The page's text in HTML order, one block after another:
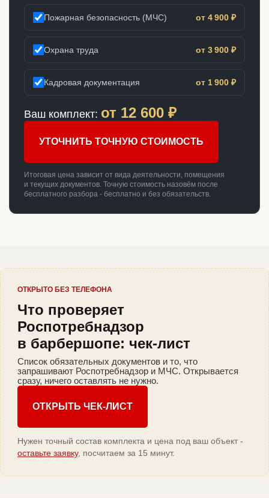
Пожарная безопасность (МЧС) от 4 900 ₽
Охрана труда от 3 900 ₽
Кадровая документация от 1 900 ₽
Ваш комплект: от 12 600 ₽
УТОЧНИТЬ ТОЧНУЮ СТОИМОСТЬ
Итоговая цена зависит от вида деятельности, помещения
и текущих документов. Точную стоимость назовём после
бесплатного разбора - бесплатно и без обязательств.
ОТКРЫТО БЕЗ ТЕЛЕФОНА
Что проверяет
Роспотребнадзор
в барбершопе: чек-лист
Список обязательных документов и то, что
запрашивают Роспотребнадзор и МЧС. Открывается
сразу, ничего оставлять не нужно.
ОТКРЫТЬ ЧЕК-ЛИСТ
Нужен точный состав комплекта и цена под ваш объект -
оставьте заявку, посчитаем за 15 минут.